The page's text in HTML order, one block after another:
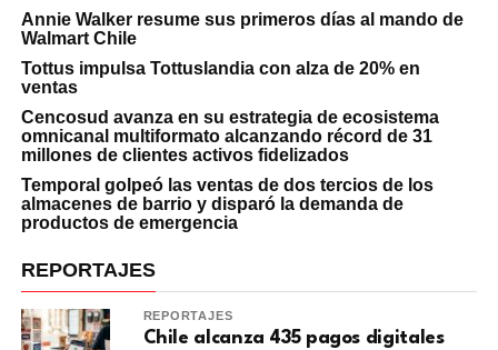
Annie Walker resume sus primeros días al mando de
Walmart Chile
Tottus impulsa Tottuslandia con alza de 20% en
ventas
Cencosud avanza en su estrategia de ecosistema
omnicanal multiformato alcanzando récord de 31
millones de clientes activos fidelizados
Temporal golpeó las ventas de dos tercios de los
almacenes de barrio y disparó la demanda de
productos de emergencia
REPORTAJES
REPORTAJES
Chile alcanza 435 pagos digitales